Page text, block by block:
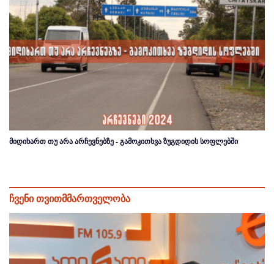
მიდიხართ თუ არა არჩევნებზე - გამოკითხვა ზუგდიდის სოფლებში
ჩვენი თვითმმართველობა